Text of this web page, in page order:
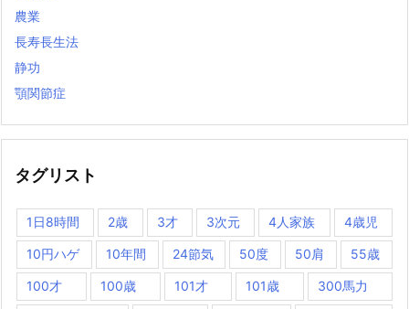
農業
長寿長生法
静功
顎関節症
タグリスト
1日8時間 2歳 3才 3次元 4人家族 4歳児
10円ハゲ 10年間 24節気 50度 50肩 55歳
100才 100歳 101才 101歳 300馬力